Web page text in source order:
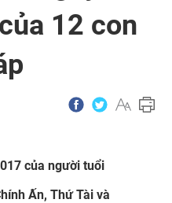
12 con
của người tuổi
Ấn, Thứ Tài và